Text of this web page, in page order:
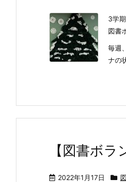
3学
図書
毎週
ナの
【図書ボ
2022年1月17日